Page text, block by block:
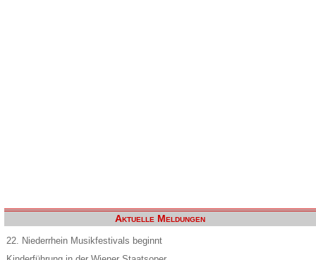
Aktuelle Meldungen
22. Niederrhein Musikfestivals beginnt